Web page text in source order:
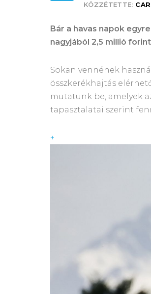
KÖZZÉTETTE:
Bár a havas napok
nagyjából 2,5 millió
Sokan vennének
összkerékhajtás
mutatunk be, amelyek
tapasztalatai szerint
+